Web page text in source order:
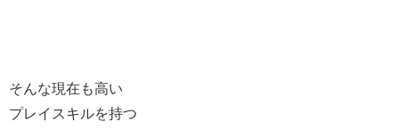
そんな現在も高い
プレイスキルを持つ